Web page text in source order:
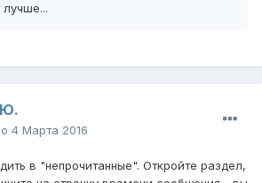
4 Марта 2016
в "непрочитанные". Откройте раздел,